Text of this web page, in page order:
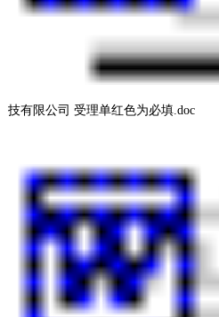
技有限公司 受理单红色为必填.doc